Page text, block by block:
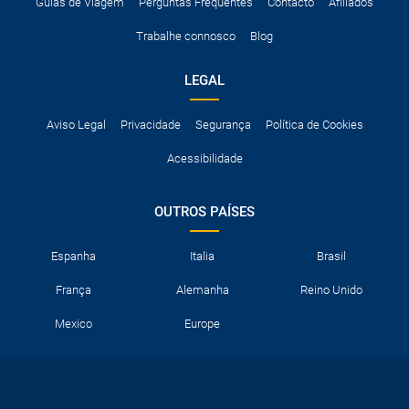
Trabalhe connosco Blog
LEGAL
Aviso Legal Privacidade Segurança Política de Cookies
Acessibilidade
OUTROS PAÍSES
Espanha Italia Brasil
França Alemanha Reino Unido
Mexico Europe